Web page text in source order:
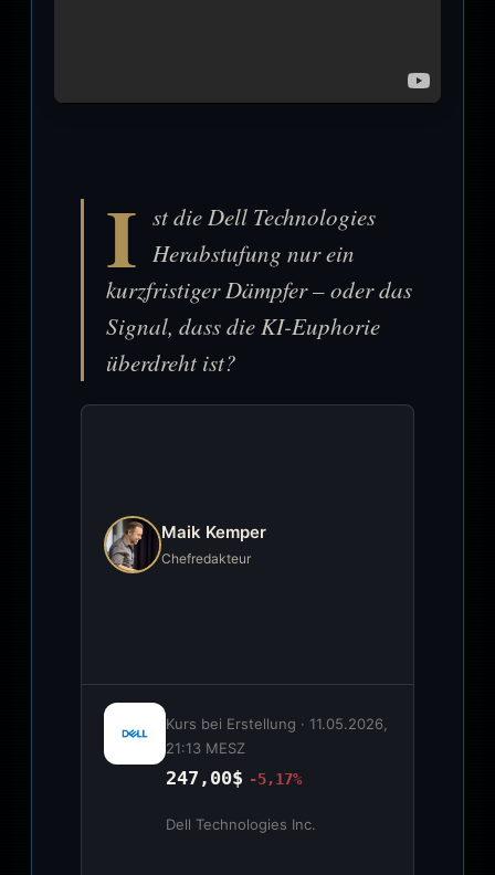
I st die Dell Technologies
Herabstufung nur ein
kurzfristiger Dämpfer – oder das
Signal, dass die KI-Euphorie
überdreht ist?
Maik Kemper
Chefredakteur
Kurs bei Erstellung · 11.05.2026,
21:13 MESZ
247,00$ -5,17%
Dell Technologies Inc.